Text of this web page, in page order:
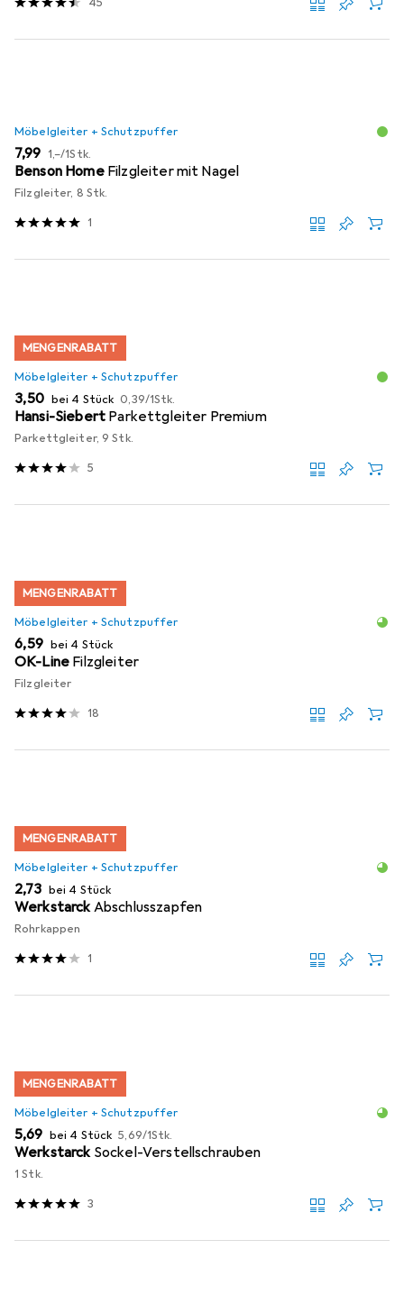
45
Möbelgleiter + Schutzpuffer
EUR
7,99 EUR
1,–/1Stk.
Benson Home Filzgleiter mit Nagel
Filzgleiter, 8 Stk.
1
MENGENRABATT
Möbelgleiter + Schutzpuffer
EUR
3,50 bei 4 Stück EUR
0,39/1Stk.
Hansi-Siebert Parkettgleiter Premium
Parkettgleiter, 9 Stk.
5
MENGENRABATT
Möbelgleiter + Schutzpuffer
EUR
6,59 bei 4 Stück
OK-Line Filzgleiter
Filzgleiter
18
MENGENRABATT
Möbelgleiter + Schutzpuffer
EUR
2,73 bei 4 Stück
WerkstarckAbschlusszapfen
Rohrkappen
1
MENGENRABATT
Möbelgleiter + Schutzpuffer
EUR
5,69 bei 4 Stück EUR
5,69/1Stk.
Werkstarck Sockel-Verstellschrauben
1 Stk.
3